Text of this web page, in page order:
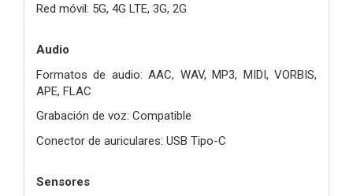
Red móvil: 5G, 4G LTE, 3G, 2G
Audio
Formatos de audio: AAC, WAV, MP3, MIDI, VORBIS,
APE, FLAC
Grabación de voz: Compatible
Conector de auriculares: USB Tipo-C
Sensores